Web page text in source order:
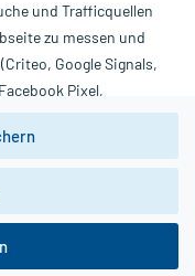
wichtigen Hinweise in
einer Bestellung
- Alle Rechte vorbehalten
und Trafficquellen
zu messen und
Google Signals,
Pixel,
gem. EU-
in Drittstaaten bzw.
nicht geprüft und